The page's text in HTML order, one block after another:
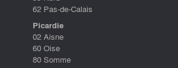
62 Pas-de-Calais
Picardie
02 Aisne
60 Oise
80 Somme